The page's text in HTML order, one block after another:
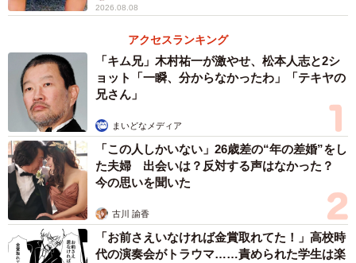
2026.08.08
アクセスランキング
「キム兄」木村祐一が激やせ、松本人志と2シ
ョット「一瞬、分からなかったわ」「テキヤの
兄さん」
まいどなメディア
「この人しかいない」26歳差の“年の差婚”をし
た夫婦 出会いは？反対する声はなかった？
今の思いを聞いた
古川 諭香
「お前さえいなければ金賞取れてた！」高校時
代の演奏会がトラウマ……責められた学生は楽